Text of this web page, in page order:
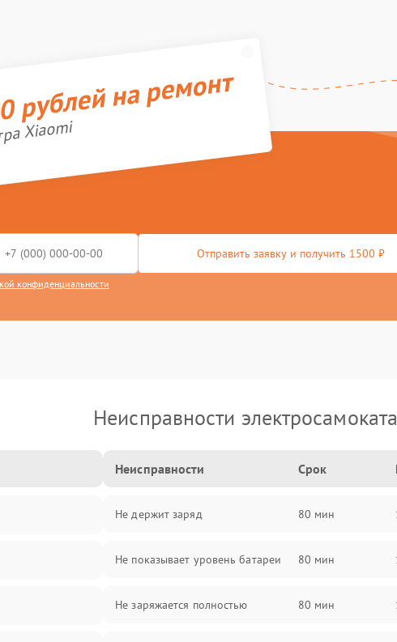
рублей на ремонт
Xiaomi
Отправить заявку и получить 1500 ₽
конфиденциальности
Неисправности
Неисправности Срок
Не держит заряд 80 мин
Не показывает уровень батареи 80 мин
Не заряжается полностью 80 мин